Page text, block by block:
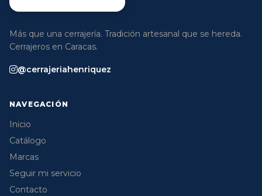
Más que una cerrajería. Tradición artesanal que se hereda.
Cerrajeros en Caracas.
@cerrajeriahenriquez
NAVEGACIÓN
Inicio
Catálogo
Marcas
Seguir mi servicio
Contacto